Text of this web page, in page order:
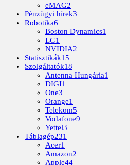
eMAG2
Pénzügyi hírek3
Robotika6
Boston Dynamics1
LG1
NVIDIA2
Statisztikák15
Szolgáltatók18
Antenna Hungária1
DIGI1
One3
Orange1
Telekom5
Vodafone9
Yettel3
Táblagép231
Acer1
Amazon2
Apple44